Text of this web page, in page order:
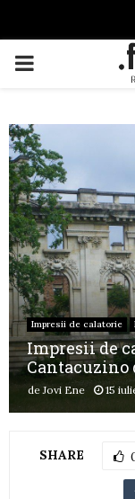
PRIMARY
Impresii de calatorie
Impresii de
deJovi Ene 15
SHARE